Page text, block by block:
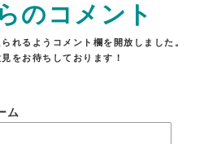
のコメント
れるようコメント欄を開放しました。
をお待ちしております！
ム